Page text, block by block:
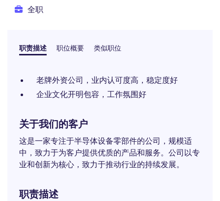
全职
职责描述 职位概要 类似职位
老牌外资公司，业内认可度高，稳定度好
企业文化开明包容，工作氛围好
关于我们的客户
这是一家专注于半导体设备零部件的公司，规模适
中，致力于为客户提供优质的产品和服务。公司以专
业和创新为核心，致力于推动行业的持续发展。
职责描述